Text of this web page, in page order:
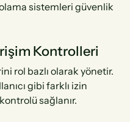
sistemleri güvenlik
Kontrolleri
rol bazlı olarak yönetir.
gibi farklı izin
sağlanır.